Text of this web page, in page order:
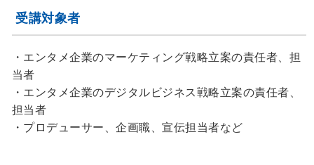
受講対象者
・エンタメ企業のマーケティング戦略立案の責任者、担
当者
・エンタメ企業のデジタルビジネス戦略立案の責任者、
担当者
・プロデューサー、企画職、宣伝担当者など